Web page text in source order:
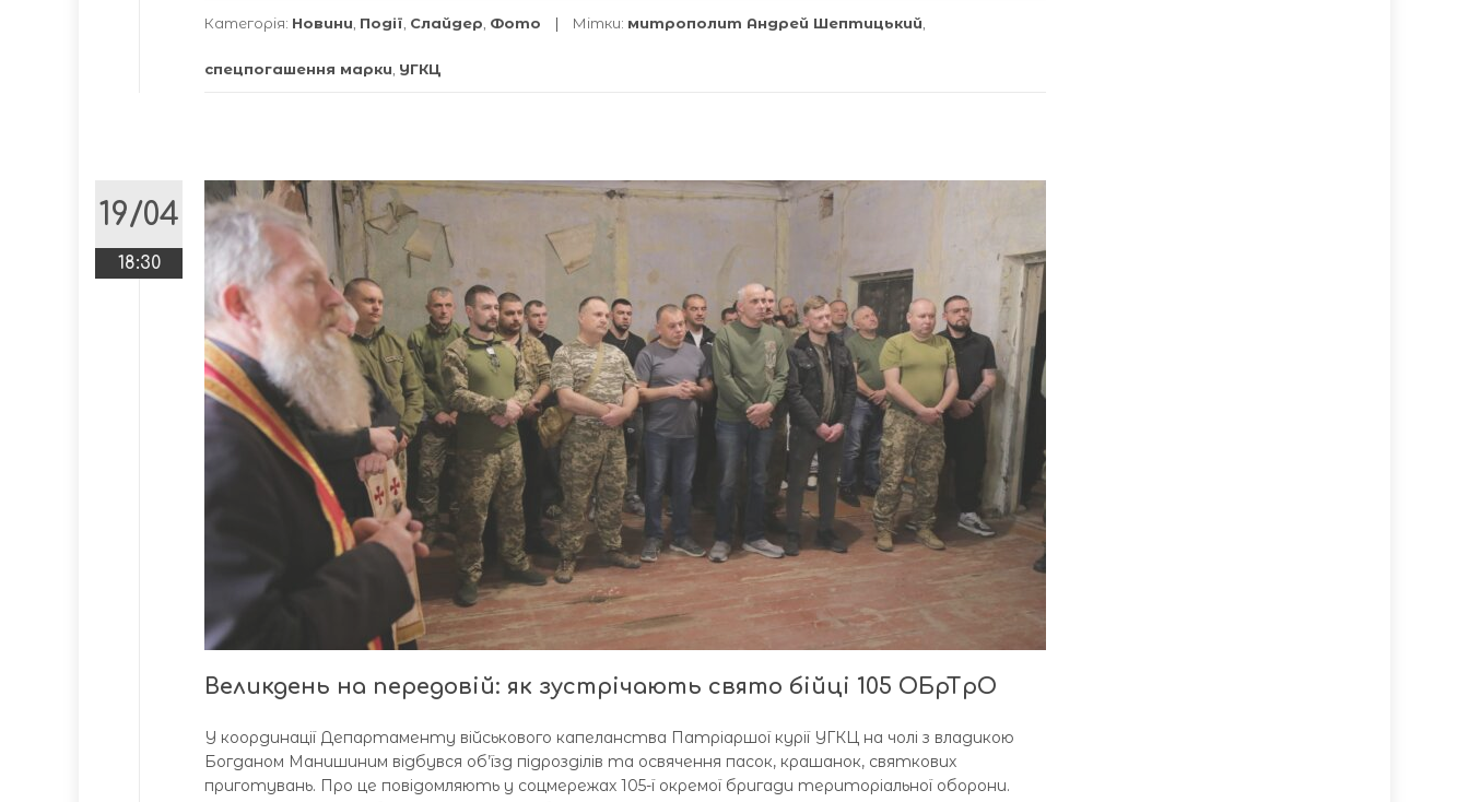
Категорія: Новини Події Слайдер Фото Мітки: митрополит Андрей Шептицький
спецпогашення марки УГКЦ
19/04
18:30
Великдень на передовій: як зустрічають свято бійці 105 ОБрТрО
У координації Департаменту військового капеланства Патріаршої курії УГКЦ на чолі з владикою
Богданом Манишиним відбувся об’їзд підрозділів та освячення пасок, крашанок, святкових
приготувань. Про це повідомляють у соцмережах 105-ї окремої бригади територіальної оборони.